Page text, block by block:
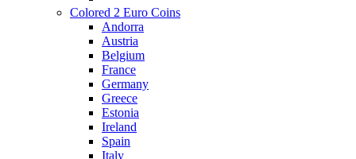
Colored 2 Euro Coins
Andorra
Austria
Belgium
France
Germany
Greece
Estonia
Ireland
Spain
Italy